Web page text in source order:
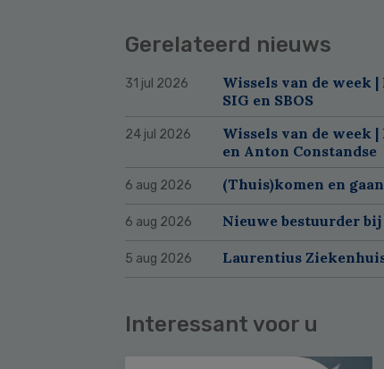
Gerelateerd nieuws
31 jul 2026
Wissels van de week
SIG en SBOS
24 jul 2026
Wissels van de week
en Anton Constandse
6 aug 2026 (Thuis)komen en
6 aug 2026 Nieuwe bestuurder bij
5 aug 2026 Laurentius
Interessant voor u